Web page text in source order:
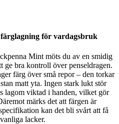
för vardagsbruk
Mint möts du av en smidig
ge bra kontroll över penseldragen.
färg över små repor – den torkar
matt yta. Ingen stark lukt stör
lagom viktad i handen, vilket gör
märks det att färgen är
kan det bli svårt att få
lacker.